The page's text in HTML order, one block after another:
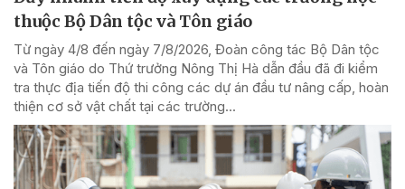
thuộc Bộ Dân tộc và Tôn giáo
Từ ngày 4/8 đến ngày 7/8/2026, Đoàn công tác Bộ Dân tộc
và Tôn giáo do Thứ trưởng Nông Thị Hà dẫn đầu đã đi kiểm
tra thực địa tiến độ thi công các dự án đầu tư nâng cấp, hoàn
thiện cơ sở vật chất tại các trường...